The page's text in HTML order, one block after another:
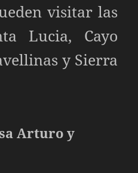
visitar las
Lucia, Cayo
y Sierra
Arturo y